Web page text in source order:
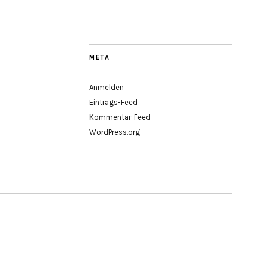
META
Anmelden
Eintrags-Feed
Kommentar-Feed
WordPress.org